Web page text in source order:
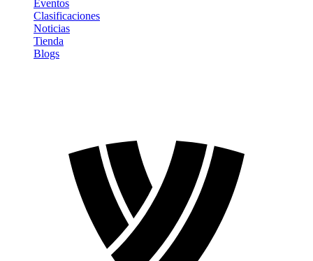
Eventos
Clasificaciones
Noticias
Tienda
Blogs